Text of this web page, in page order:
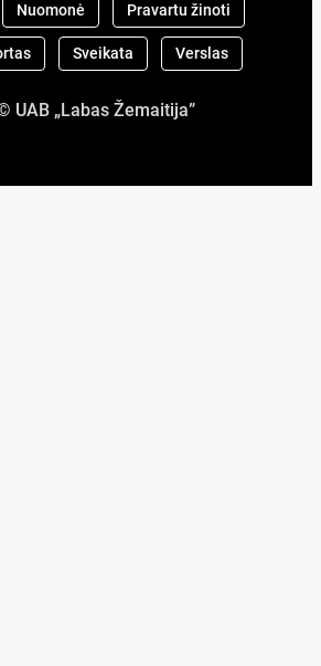
Nuomonė Pravartu žinoti
Sveikata Verslas
UAB „Labas Žemaitija”